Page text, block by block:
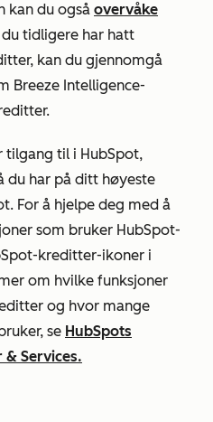
kan du også overvåke
du tidligere har hatt
kan du gjennomgå
Breeze Intelligence-
tilgang til i HubSpot,
du har på ditt høyeste
For å hjelpe deg med å
som bruker HubSpot-
kreditter-ikoner i
om hvilke funksjoner
og hvor mange
se HubSpots
Services.